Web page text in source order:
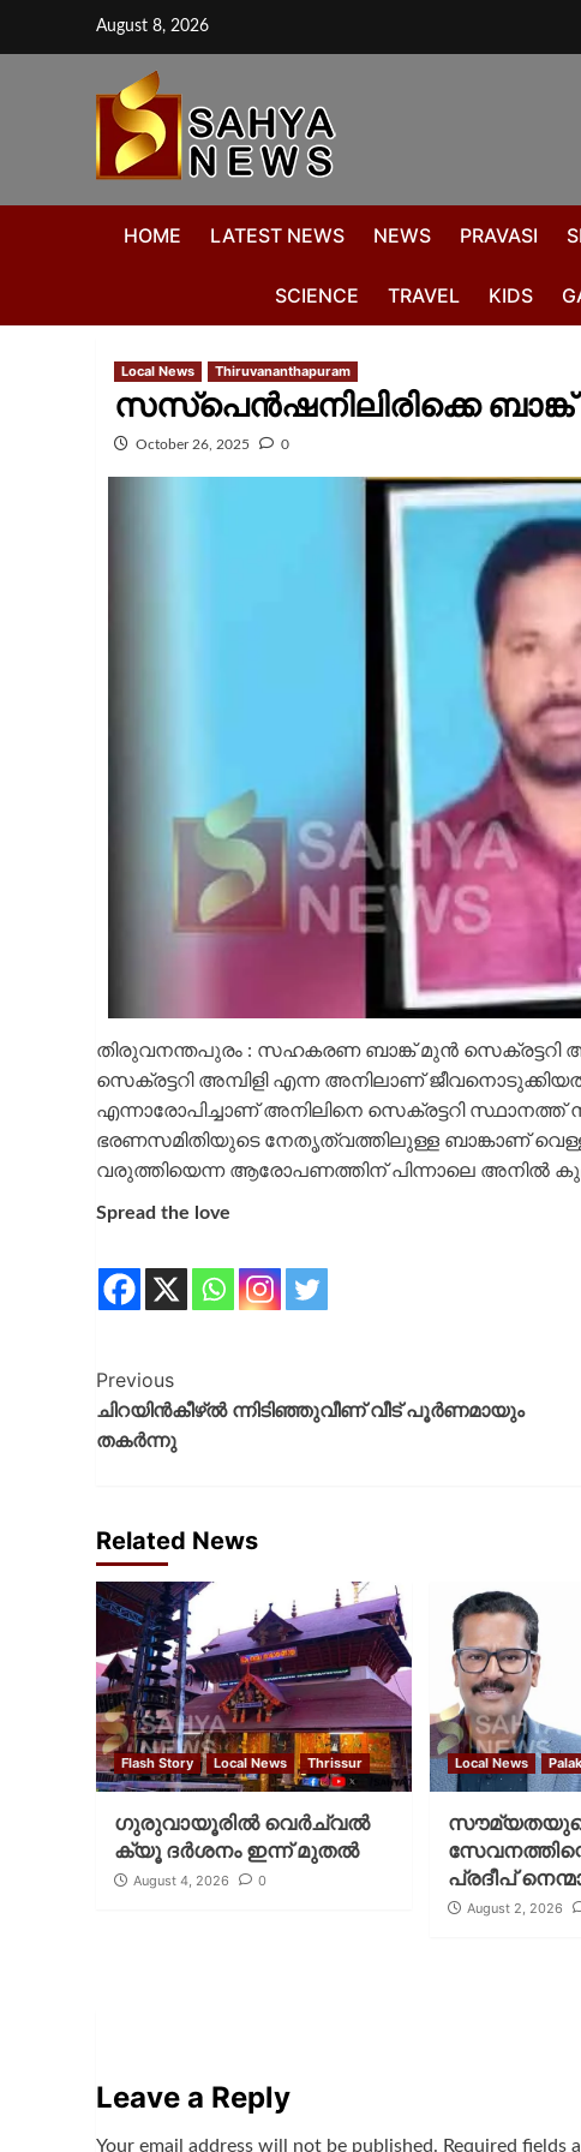
August 8, 2026
HOME LATEST NEWS NEWS PRAVASI
SCIENCE TRAVEL KIDS
Local News Thiruvananthapuram
സസ്‌പെൻഷനിലിരിക്കെ
October 26, 2025 0
തിരുവനന്തപുരം : സഹകരണ ബാങ്ക് മുൻ സെക്രട്ടറി
സെക്രട്ടറി അമ്പിളി എന്ന അനിലാണ്
എന്നാരോപിച്ചാണ് അനിലിനെ സെക്രട്ടറി
ഭരണസമിതിയുടെ നേതൃത്വത്തിലുള്ള ബാങ്കാണ്
വരുത്തിയെന്ന ആരോപണത്തിന് പിന്നാലെ അനില്‍
Spread the love
Previous
ചിറയിൻകീഴ്ൽ ന്നിടിഞ്ഞുവീണ് വീട് പൂർണമായും
തകർന്നു
Related News
Flash Story Local News Thrissur
ഗുരുവായൂരില്‍ വെര്‍ച്വല്‍
ക്യൂ ദര്‍ശനം ഇന്ന് മുതല്‍
August 4, 2026 0
Local News
പ്രദീപ്
August 2, 2026
Leave a Reply
Your email address will not be published. Required fields